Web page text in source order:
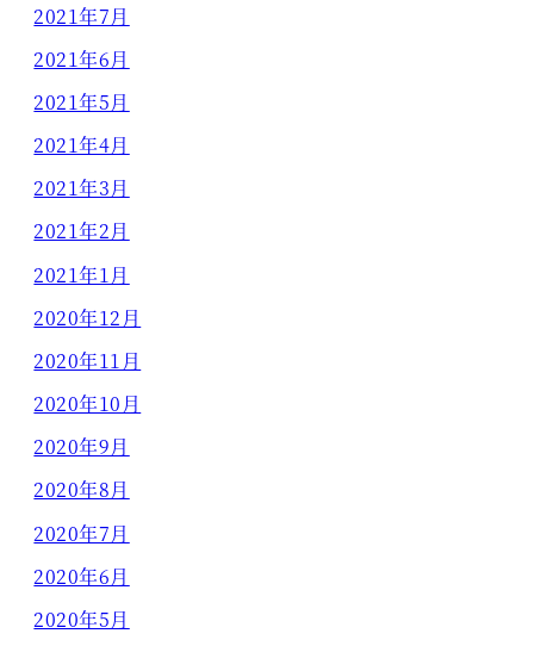
2021年7月
2021年6月
2021年5月
2021年4月
2021年3月
2021年2月
2021年1月
2020年12月
2020年11月
2020年10月
2020年9月
2020年8月
2020年7月
2020年6月
2020年5月